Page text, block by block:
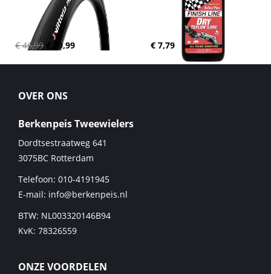
€ 46,99 € 39,99 € 7,79
OVER ONS
Berkenpeis Tweewielers
Dordtsestraatweg 641
3075BC Rotterdam
Telefoon: 010-4191945
E-mail: info@berkenpeis.nl
BTW: NL003320146B94
KvK: 78326559
ONZE VOORDELEN